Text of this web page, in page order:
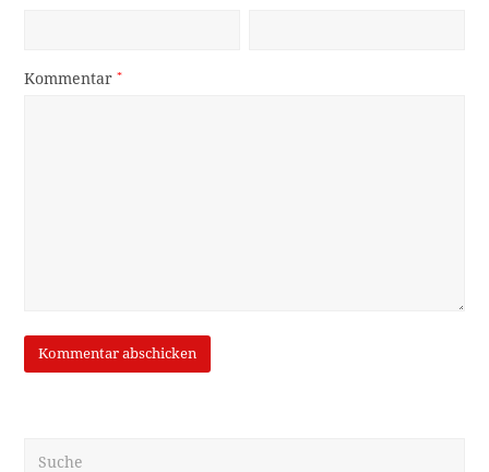
Kommentar*